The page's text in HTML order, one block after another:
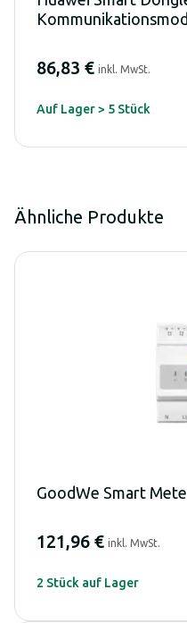
86,83 € inkl. MwSt.
Auf Lager > 5 Stück
Ähnliche Produkte
GoodWe Smart
121,96 € inkl. MwSt.
2 Stück auf Lager